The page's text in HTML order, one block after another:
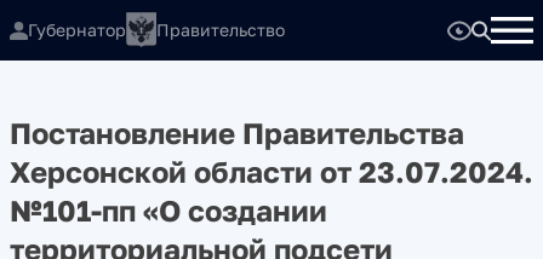
Губернатор Правительство
Постановление Правительства
Херсонской области от 23.07.2024.
№101-пп «О создании
территориальной подсети